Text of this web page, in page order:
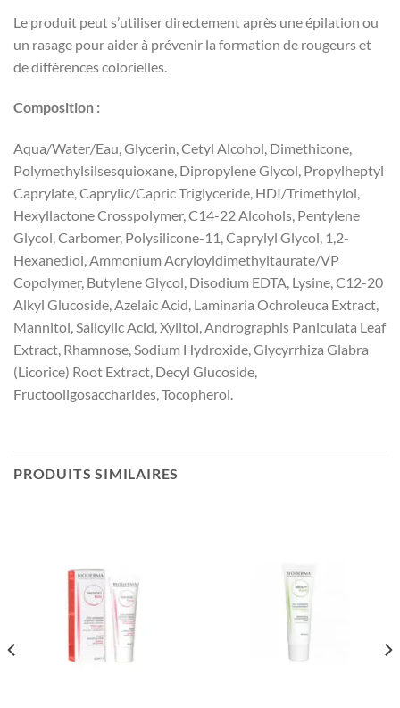
Le produit peut s’utiliser directement après une épilation ou
un rasage pour aider à prévenir la formation de rougeurs et
de différences colorielles.
Composition :
Aqua/Water/Eau, Glycerin, Cetyl Alcohol, Dimethicone,
Polymethylsilsesquioxane, Dipropylene Glycol, Propylheptyl
Caprylate, Caprylic/Capric Triglyceride, HDI/Trimethylol,
Hexyllactone Crosspolymer, C14-22 Alcohols, Pentylene
Glycol, Carbomer, Polysilicone-11, Caprylyl Glycol, 1,2-
Hexanediol, Ammonium Acryloyldimethyltaurate/VP
Copolymer, Butylene Glycol, Disodium EDTA, Lysine, C12-20
Alkyl Glucoside, Azelaic Acid, Laminaria Ochroleuca Extract,
Mannitol, Salicylic Acid, Xylitol, Andrographis Paniculata Leaf
Extract, Rhamnose, Sodium Hydroxide, Glycyrrhiza Glabra
(Licorice) Root Extract, Decyl Glucoside,
Fructooligosaccharides, Tocopherol.
PRODUITS SIMILAIRES